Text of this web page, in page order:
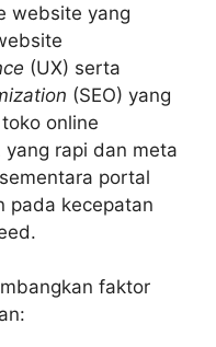
website yang
(UX) serta
(SEO) yang
online
rapi dan meta
portal
pada kecepatan
faktor